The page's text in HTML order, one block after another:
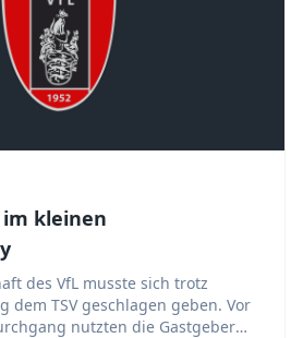
kleinen
des VfL musste sich trotz
dem TSV geschlagen geben. Vor
nutzten die Gastgeber